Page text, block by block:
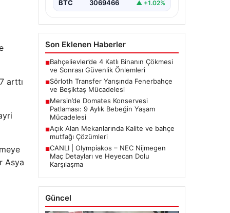
arttı
Asya
BTC 3069466 ▲ +1.02%
Son Eklenen Haberler
■Bahçelievler’de 4 Katlı Binanın Çökmesi
ve Sonrası Güvenlik Önlemleri
■Sörloth Transfer Yarışında Fenerbahçe
ve Beşiktaş Mücadelesi
■Mersin’de Domates Konservesi
Patlaması: 9 Aylık Bebeğin Yaşam
Mücadelesi
■Açık Alan Mekanlarında Kalite ve bahçe
mutfağı Çözümleri
■CANLI | Olympiakos – NEC Nijmegen
Maç Detayları ve Heyecan Dolu
Karşılaşma
Güncel